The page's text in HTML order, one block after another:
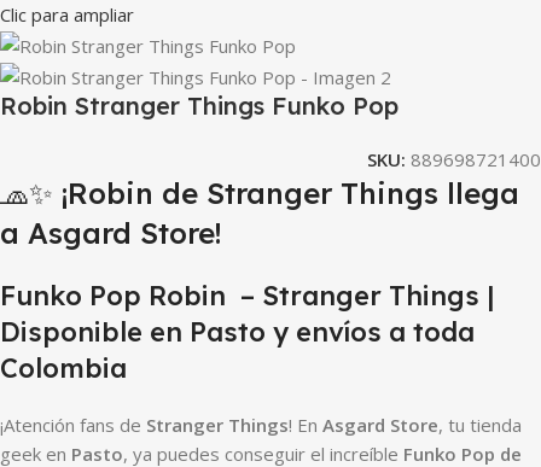
Clic para ampliar
Robin Stranger Things Funko Pop
SKU: 889698721400
🧢✨ ¡Robin de Stranger Things llega
a Asgard Store!
Funko Pop Robin – Stranger Things |
Disponible en Pasto y envíos a toda
Colombia
¡Atención fans de Stranger Things! En Asgard Store, tu tienda
geek en Pasto, ya puedes conseguir el increíble Funko Pop de